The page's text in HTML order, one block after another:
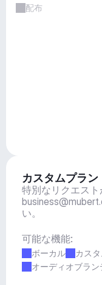
配布
カスタムプラン
特別なリクエスト
い。
可能な機能:
ボーカル
カス
オーディオブラ